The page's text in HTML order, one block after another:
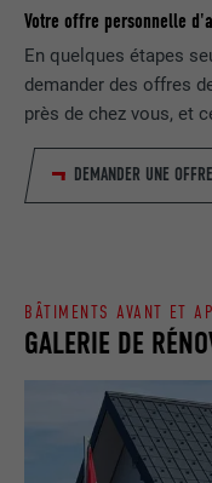
Votre offre personnelle
En quelques étapes
demander des offres
près de chez vous, et
DEMANDER UNE OFFRE
GALERIE DE
BÂTIMENTS AVANT ET
FOURNISSEUR
EXPIRATION 1
UTILITÉ
NOM
FOURNISSEUR
EXPIRATION
NOM
FOURNISSEUR
UTILITÉ
FOURNISSEUR